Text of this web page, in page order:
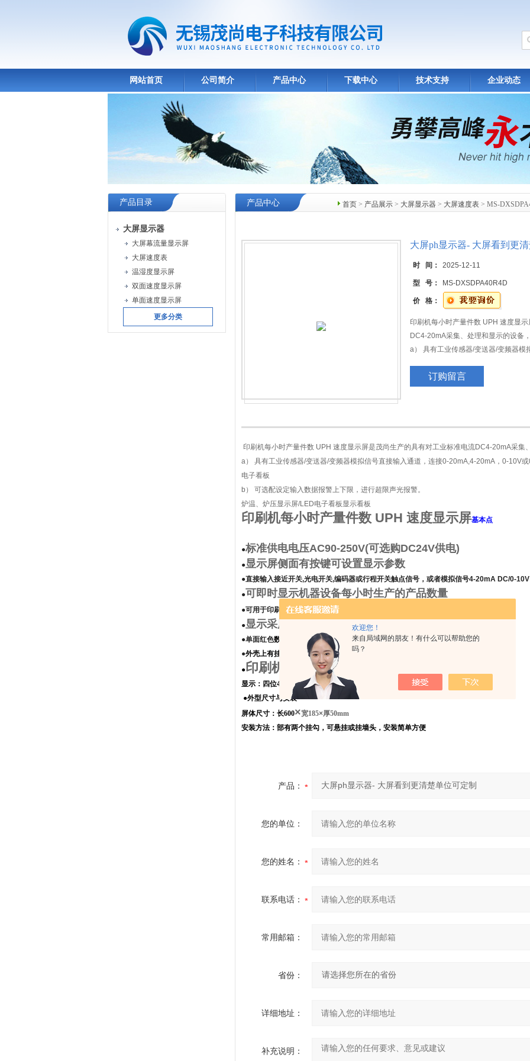
欢迎您！
来自局域网的朋友！有什么可以帮助您的
吗？
网站首页 公司简介 产品中心 下载中心 技术支持 企业动态
产品目录
大屏显示器
大屏幕流量显示屏
大屏速度表
温湿度显示屏
双面速度显示屏
单面速度显示屏
更多分类
首页 > 产品展示 > 大屏显示器 > 大屏速度表 > MS-
产品中心
大屏ph显示器- 大屏看到更
时 间： 2025-12-11
型 号： MS-DXSDPA40R4D
价 格：
印刷机每小时产量件数 UPH 速度显
DC4-20mA采集、处理和显示的设备
a） 具有工业传感器/变送器/变频器
b） 可选配设定输入数据报警上下限
订购留言
印刷机每小时产量件数 UPH 速度显示屏是茂尚生产的具有对工业标准电流DC4-20mA采
a） 具有工业传感器/变送器/变频器模拟信号直接输入通道，连接0-20mA,4-20mA，0-10V
电子看板
b） 可选配设定输入数据报警上下限，进行超限声光报警。
炉温、炉压显示屏/LED电子看板显示看板
印刷机每小时产量件数 UPH 速度显示屏基本点
●标准供电电压AC90-250V(可选购DC24V供电)
●显示屏侧面有按键可设置显示参数
●直接输入接近开关,光电开关,编码器或行程开关触点信号，或者模拟信号4-20mA DC/0-
●可即时显示机器设备每小时生产的产品数量
●可用于印刷机械,纸箱机械,生产线
●显示采用大型红色高亮数码管,适合远距离观看显示参数
●单面红色数码管,铝合金边框,外型美观(可选双面显示)
●外壳上有挂钩,可悬挂或挂墙,安装方便
●印刷机每小时产量件数 UPH 速度显示屏
显示：四位4英寸(字高101.6mm）红
0-9999
●外型尺寸与安装
屏体尺寸：长600×宽185×厚50mm
安装方法：部有两个挂勾，可悬挂或挂墙头，安装简单方便
产品：
您的单位：
您的姓名：
联系电话：
常用邮箱：
省份：
详细地址：
补充说明：